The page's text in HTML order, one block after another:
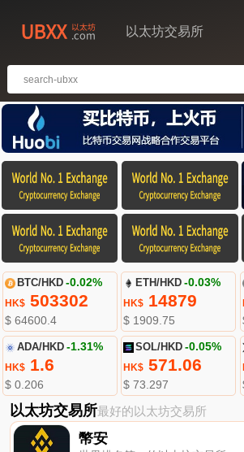
以太坊交易所
BTC/HKD -0.02%
HK$503302
$ 64600.4
ETH/HKD -0.03%
HK$ 14879
$ 1909.75
ADA/HKD -1.31%
HK$1.6
$ 0.206
SOL/HKD -0.05%
HK$ 571.06
$ 73.297
以太坊交易所最好的以太坊交易所
幣安